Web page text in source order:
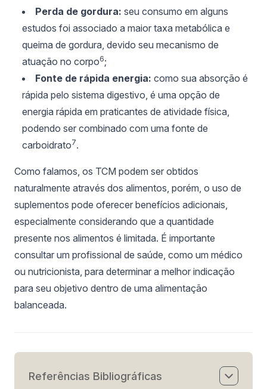
Perda de gordura: seu consumo em alguns
estudos foi associado a maior taxa metabólica e
queima de gordura, devido seu mecanismo de
atuação no corpo6;
Fonte de rápida energia: como sua absorção é
rápida pelo sistema digestivo, é uma opção de
energia rápida em praticantes de atividade física,
podendo ser combinado com uma fonte de
carboidrato7.
Como falamos, os TCM podem ser obtidos
naturalmente através dos alimentos, porém, o uso de
suplementos pode oferecer benefícios adicionais,
especialmente considerando que a quantidade
presente nos alimentos é limitada. É importante
consultar um profissional de saúde, como um médico
ou nutricionista, para determinar a melhor indicação
para seu objetivo dentro de uma alimentação
balanceada.
Referências Bibliográficas